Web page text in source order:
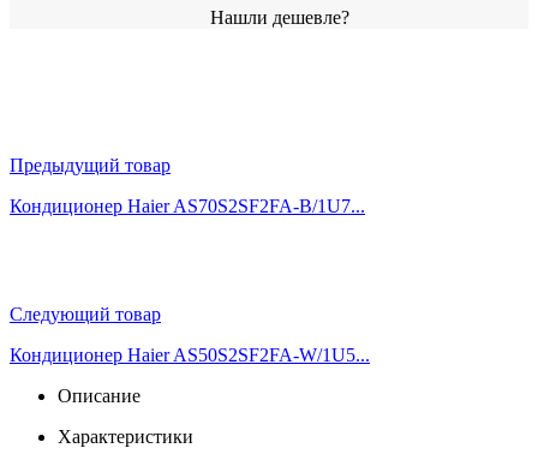
Нашли дешевле?
Предыдущий товар
Кондиционер Haier AS70S2SF2FA-B/1U7...
Следующий товар
Кондиционер Haier AS50S2SF2FA-W/1U5...
Описание
Характеристики